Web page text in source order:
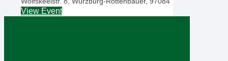
View Event